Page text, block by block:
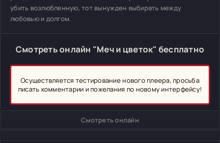
убить возлюбленную, тот вынужден выбирать между
любовью и долгом.
Смотреть онлайн "Меч и цветок" бесплатно
Осуществляется тестирование нового плеера, просьба
писать комментарии и пожелания по новому интерфейсу!
Смотреть онлайн